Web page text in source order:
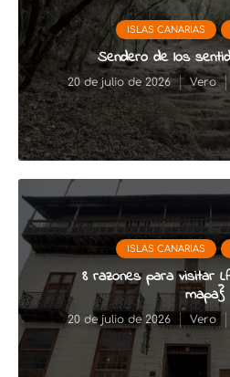
ISLAS CANARIAS
Sendero de los
20 de julio de 2026 Vero
ISLAS CANARIAS
8 razones para visitar
mapa}
20 de julio de 2026 Vero